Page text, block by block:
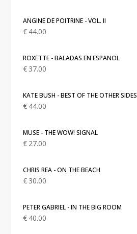
ANGINE DE POITRINE - VOL. II
€ 44.00
ROXETTE - BALADAS EN ESPANOL
€ 37.00
KATE BUSH - BEST OF THE OTHER SIDES
€ 44.00
MUSE - THE WOW! SIGNAL
€ 27.00
CHRIS REA - ON THE BEACH
€ 30.00
PETER GABRIEL - IN THE BIG ROOM
€ 40.00